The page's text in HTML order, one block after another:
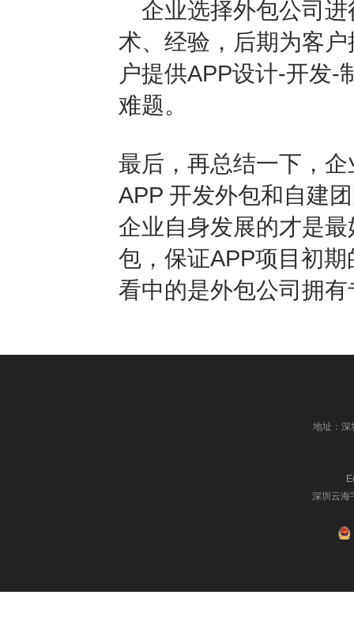
企业选择外包公司进
术、经验，后期为客
户提供APP设计-开发-
难题。
最后，再总结一下，
APP 开发外包和自建
企业自身发展的才是
包，保证APP项目初
看中的是外包公司拥
地址：深
深圳云海